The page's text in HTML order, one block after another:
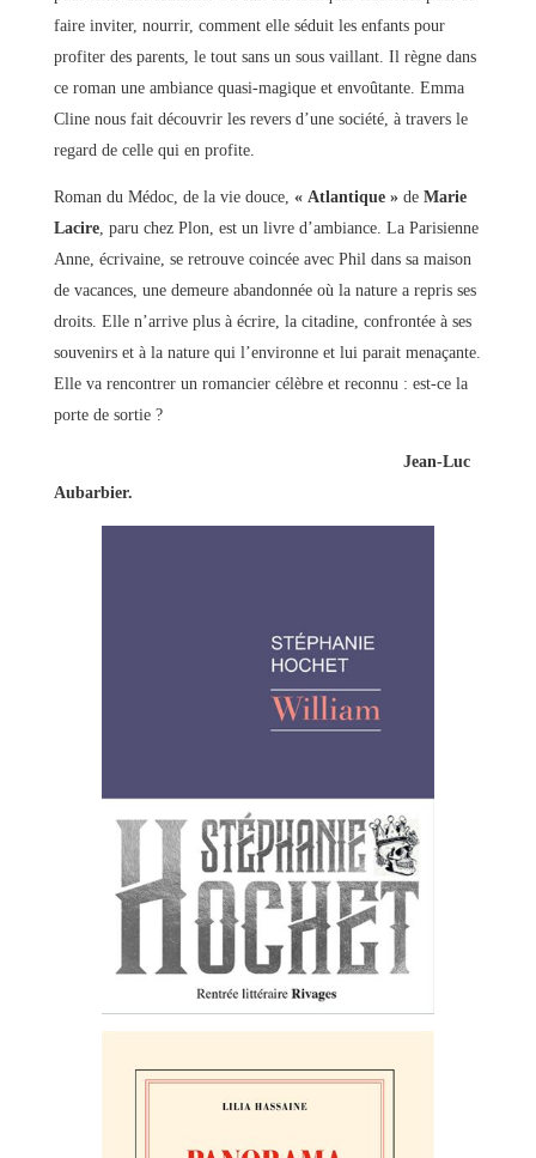
faire inviter, nourrir, comment elle séduit les enfants pour
profiter des parents, le tout sans un sous vaillant. Il règne dans
ce roman une ambiance quasi-magique et envoûtante. Emma
Cline nous fait découvrir les revers d’une société, à travers le
regard de celle qui en profite.
Roman du Médoc, de la vie douce, « Atlantique » de Marie
Lacire, paru chez Plon, est un livre d’ambiance. La Parisienne
Anne, écrivaine, se retrouve coincée avec Phil dans sa maison
de vacances, une demeure abandonnée où la nature a repris ses
droits. Elle n’arrive plus à écrire, la citadine, confrontée à ses
souvenirs et à la nature qui l’environne et lui parait menaçante.
Elle va rencontrer un romancier célèbre et reconnu : est-ce la
porte de sortie ?
Jean-Luc
Aubarbier.